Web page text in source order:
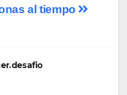
al tiempo